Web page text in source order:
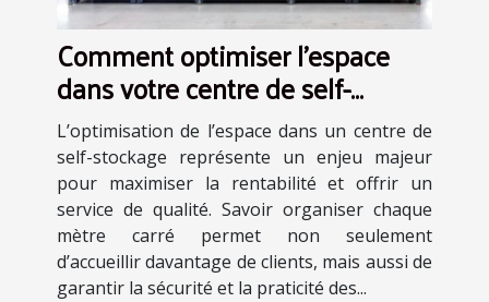
Comment optimiser l'espace
dans votre centre de self-
stockage ?
L’optimisation de l’espace dans un centre de
self-stockage représente un enjeu majeur
pour maximiser la rentabilité et offrir un
service de qualité. Savoir organiser chaque
mètre carré permet non seulement
d’accueillir davantage de clients, mais aussi de
garantir la sécurité et la praticité des...